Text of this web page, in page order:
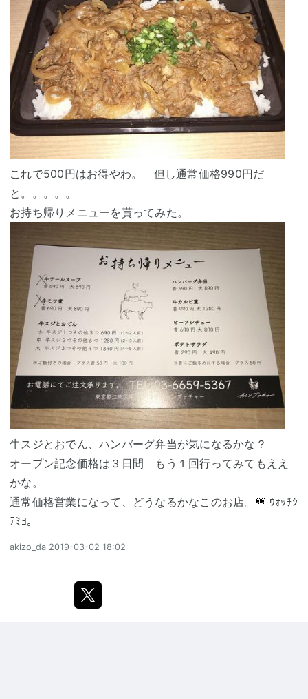
これで500円はお得やわ。 但し通常価格990円だ
と。。。。。
お持ち帰りメニューを貰ってみた。
牛スジとおでん、ハンバーグ弁当が気になるかな？
オープン記念価格は３日間 もう１回行ってみてもええ
かな。
通常価格営業になって、どうなるかなこのお店。
ｳｫｯﾁｼ
ﾃﾐﾖ。
akizo_da 2019-03-02 18:02